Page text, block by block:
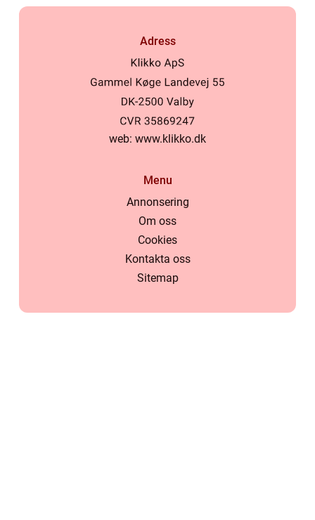
Adress
web: www.klikko.dk
Menu
Annonsering
Om oss
Cookies
Kontakta oss
Sitemap